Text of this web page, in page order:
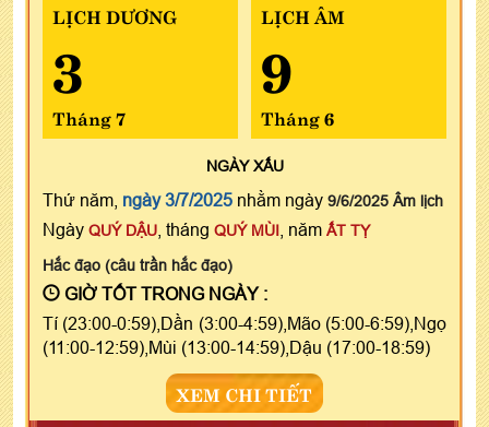
LỊCH DƯƠNG
3
Tháng 7
LỊCH ÂM
9
Tháng 6
NGÀYXẤU
Thứ năm, ngày 3/7/2025 nhằm ngày 9/6/2025 Âm lịch
Ngày QUÝ DẬU , tháng QUÝ MÙI , năm ẤT TỴ
Hắc đạo (câu trần hắc đạo)
GIỜ TỐT TRONG NGÀY :
Tí (23:00-0:59),Dần (3:00-4:59),Mão (5:00-6:59),Ngọ
(11:00-12:59),Mùi (13:00-14:59),Dậu (17:00-18:59)
XEM CHI TIẾT